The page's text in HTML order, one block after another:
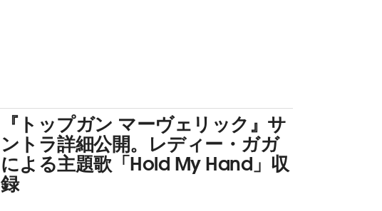
『トップガン マーヴェリック』サ
ントラ詳細公開。レディー・ガガ
による主題歌「Hold My Hand」収
録